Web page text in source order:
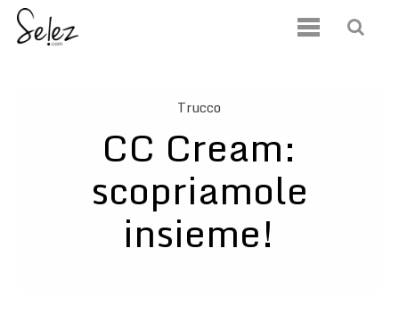
Trucco
CC Cream:
scopriamole
insieme!